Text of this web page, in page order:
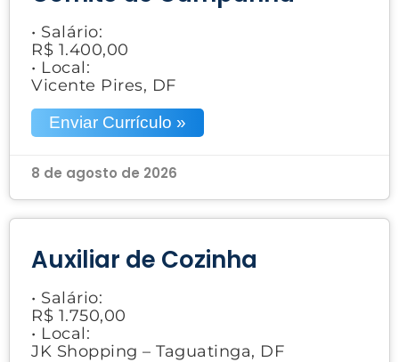
• Salário:
R$ 1.400,00
• Local:
Vicente Pires, DF
Enviar Currículo »
8 de agosto de 2026
Auxiliar de Cozinha
• Salário:
R$ 1.750,00
• Local:
JK Shopping – Taguatinga, DF